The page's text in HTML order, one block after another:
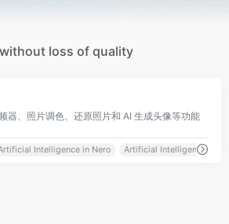
loss of quality
器、照片调色、还原照片和 AI 生成头像等功能
Intelligence in Nero Artificial Intelligence on